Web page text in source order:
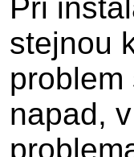
Pri
stejnou
napad,